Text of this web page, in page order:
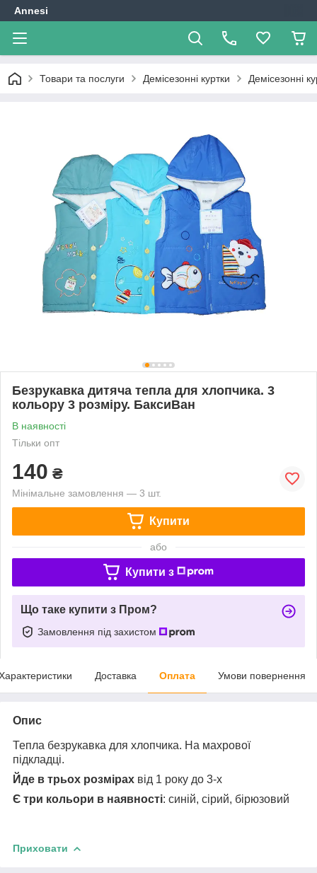
Annesi
Товари та послуги Демісезонні куртки Демісезонні
Безрукавка дитяча тепла для хлопчика. 3
кольору 3 розміру. БаксиВан
В наявності
Тільки опт
140 ₴
Мінімальне замовлення — 3 шт.
Купити
або
Купити з
Що таке купити з Пром?
Замовлення під захистом
Доставка Оплата Умови повернення
Опис
Тепла безрукавка для хлопчика. На махрової
підкладці.
Йде в трьох розмірах від 1 року до 3-х
Є три кольори в наявності: синій, сірий, бірюзовий
Приховати